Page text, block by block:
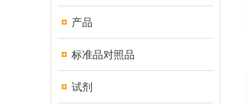
产品
标准品对照品
试剂